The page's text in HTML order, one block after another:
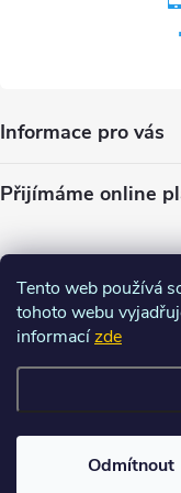
Tento web používá
tohoto webu
informacízde
Odmítnout
Informace pro vás
Přijímáme online